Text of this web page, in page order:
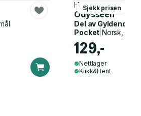
Sjekk prisen
Homer, John
Odysseen
Del av Gyldendal
Pocket |Norsk,
129,-
Nettlager
Klikk&Hent